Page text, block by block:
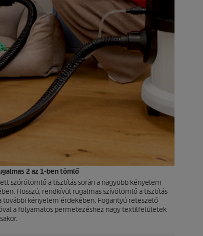
2 az 1-ben tömlő
szórótömlő a tisztítás során a nagyobb kényelem
Hosszú, rendkívül rugalmas szívótömlő a tisztítás
további kényelem érdekében. Fogantyú reteszelő
a folyamatos permetezéshez nagy textilfelületek